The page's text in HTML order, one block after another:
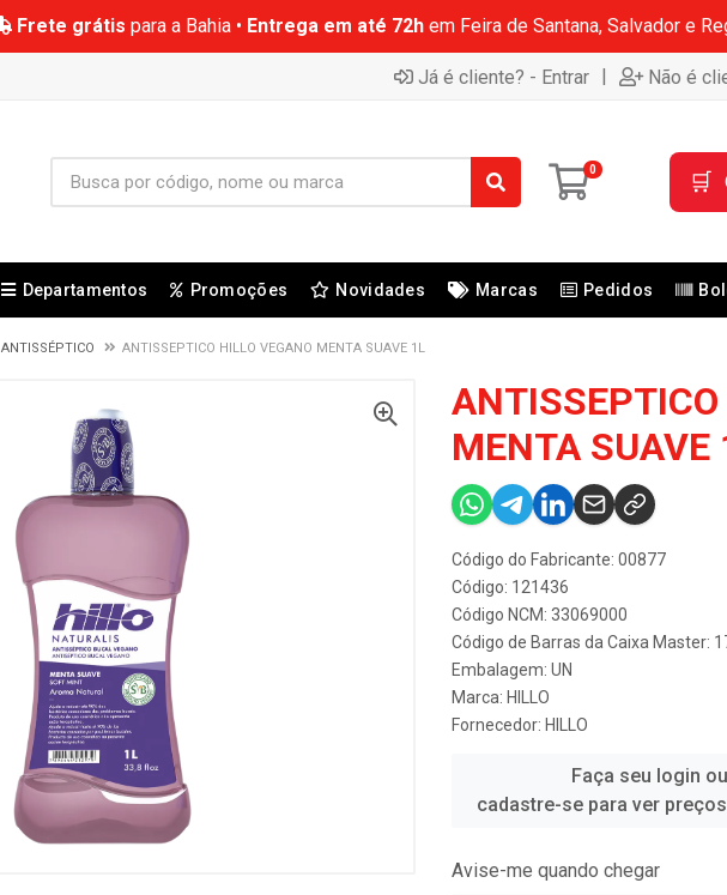
Frete grátis para a Bahia • Entrega em até 72hem Feira de Santana, Salvador e
Já é cliente? - Entrar | Não é
0 🛒
Departamentos Promoções Novidades Marcas Pedidos
ANTISSÉPTICO ANTISSEPTICO HILLO VEGANO MENTA SUAVE 1L
MENTA SUAVE
Código do Fabricante: 00877
Código: 121436
Código NCM: 33069000
Código de Barras da Caixa Master:
Embalagem: UN
Marca: HILLO
Fornecedor: HILLO
Faça seu login ou
cadastre-se para ver
Avise-me quando chegar